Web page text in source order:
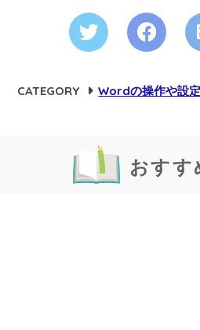
CATEGORY Wordの操作や設定
おすす